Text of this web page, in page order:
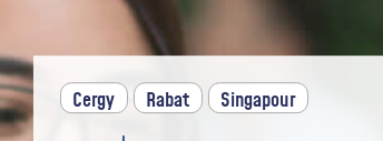
Cergy Rabat Singapour